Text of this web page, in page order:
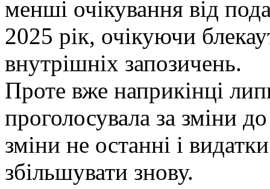
менші очікування від
2025 рік, очікуючи
внутрішніх запозичень.
Проте вже наприкінці
проголосувала за зміни
зміни не останні і
збільшувати знову.